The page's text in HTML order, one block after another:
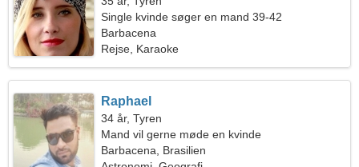
Single kvinde søger en mand 39-42
Barbacena
Rejse, Karaoke
Raphael
34 år, Tyren
Mand vil gerne møde en kvinde
Barbacena, Brasilien